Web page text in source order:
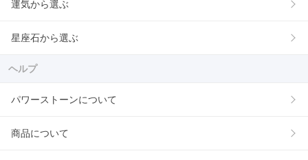
運気から選ぶ
星座石から選ぶ
ヘルプ
パワーストーンについて
商品について